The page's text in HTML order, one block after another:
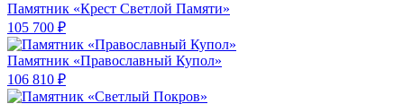
Памятник «Крест Светлой Памяти»
105 700 ₽
Памятник «Православный Купол»
106 810 ₽